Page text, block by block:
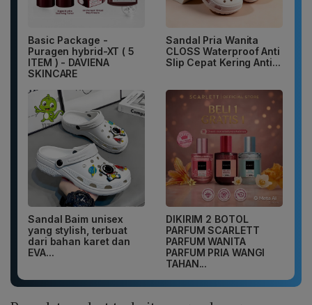
Basic Package -
Puragen hybrid-XT ( 5
ITEM ) - DAVIENA
SKINCARE
Sandal Pria Wanita
CLOSS Waterproof Anti
Slip Cepat Kering Anti...
Sandal Baim unisex
yang stylish, terbuat
dari bahan karet dan
EVA...
DIKIRIM 2 BOTOL
PARFUM SCARLETT
PARFUM WANITA
PARFUM PRIA WANGI
TAHAN...